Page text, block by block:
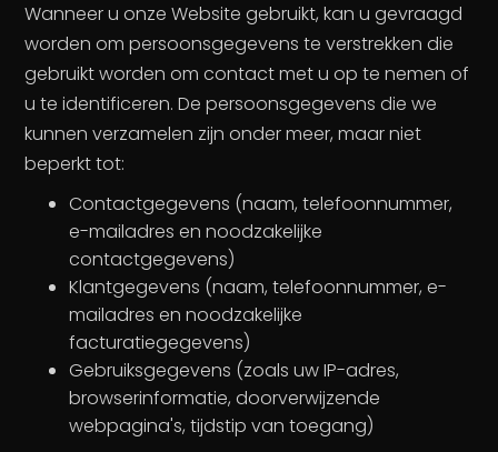
Wanneer u onze Website gebruikt, kan u gevraagd
worden om persoonsgegevens te verstrekken die
gebruikt worden om contact met u op te nemen of
u te identificeren. De persoonsgegevens die we
kunnen verzamelen zijn onder meer, maar niet
beperkt tot:
Contactgegevens (naam, telefoonnummer,
e-mailadres en noodzakelijke
contactgegevens)
Klantgegevens (naam, telefoonnummer, e-
mailadres en noodzakelijke
facturatiegegevens)
Gebruiksgegevens (zoals uw IP-adres,
browserinformatie, doorverwijzende
webpagina's, tijdstip van toegang)